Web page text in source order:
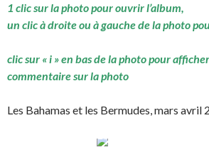
1 clic sur la photo pour ouvrir l’album,
un clic à droite ou à gauche de la photo
clic sur « i » en bas de la photo pour
commentaire sur la photo
Les Bahamas et les Bermudes, mars avril